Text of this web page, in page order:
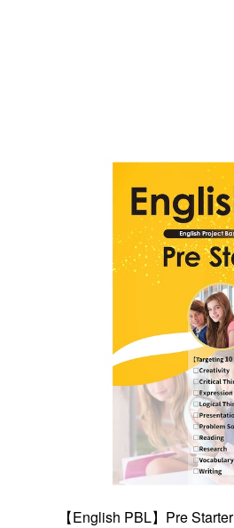
【English PBL】Pre Starter